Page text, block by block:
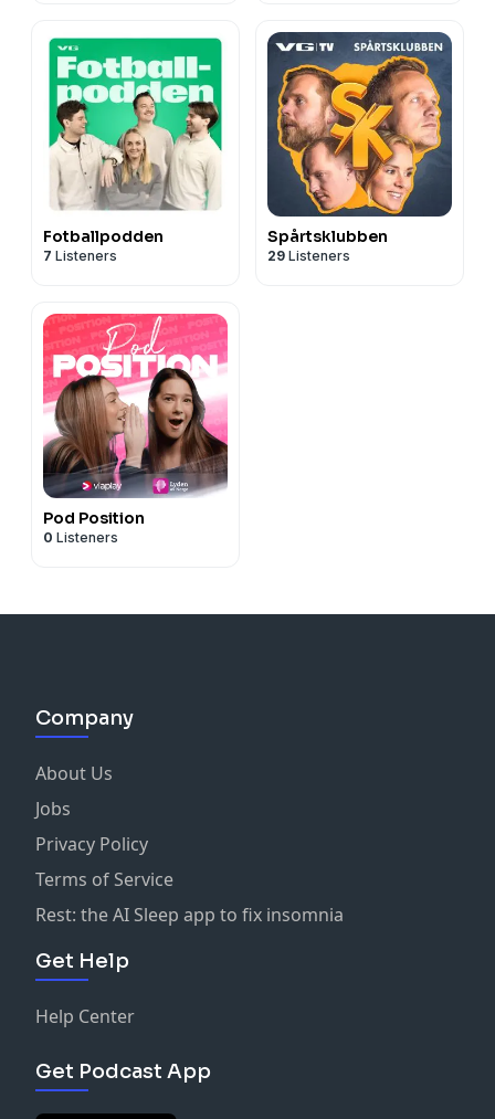
Fotballpodden
7 Listeners
Spårtsklubben
29 Listeners
Pod Position
0 Listeners
Company
About Us
Jobs
Privacy Policy
Terms of Service
Rest: the AI Sleep app to fix insomnia
Get Help
Help Center
Get Podcast App